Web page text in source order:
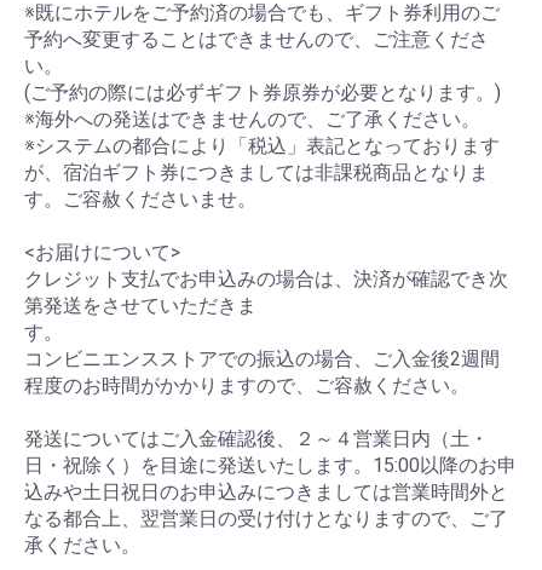
※既にホテルをご予約済の場合でも、ギフト券利用のご
予約へ変更することはできませんので、ご注意くださ
い。
(ご予約の際には必ずギフト券原券が必要となります。)
※海外への発送はできませんので、ご了承ください。
※システムの都合により「税込」表記となっております
が、宿泊ギフト券につきましては非課税商品となりま
す。ご容赦くださいませ。
<お届けについて>
クレジット支払でお申込みの場合は、決済が確認でき次
第発送をさせていただきま
す。
コンビニエンスストアでの振込の場合、ご入金後2週間
程度のお時間がかかりますので、ご容赦ください。
発送についてはご入金確認後、２～４営業日内（土・
日・祝除く）を目途に発送いたします。15:00以降のお申
込みや土日祝日のお申込みにつきましては営業時間外と
なる都合上、翌営業日の受け付けとなりますので、ご了
承ください。